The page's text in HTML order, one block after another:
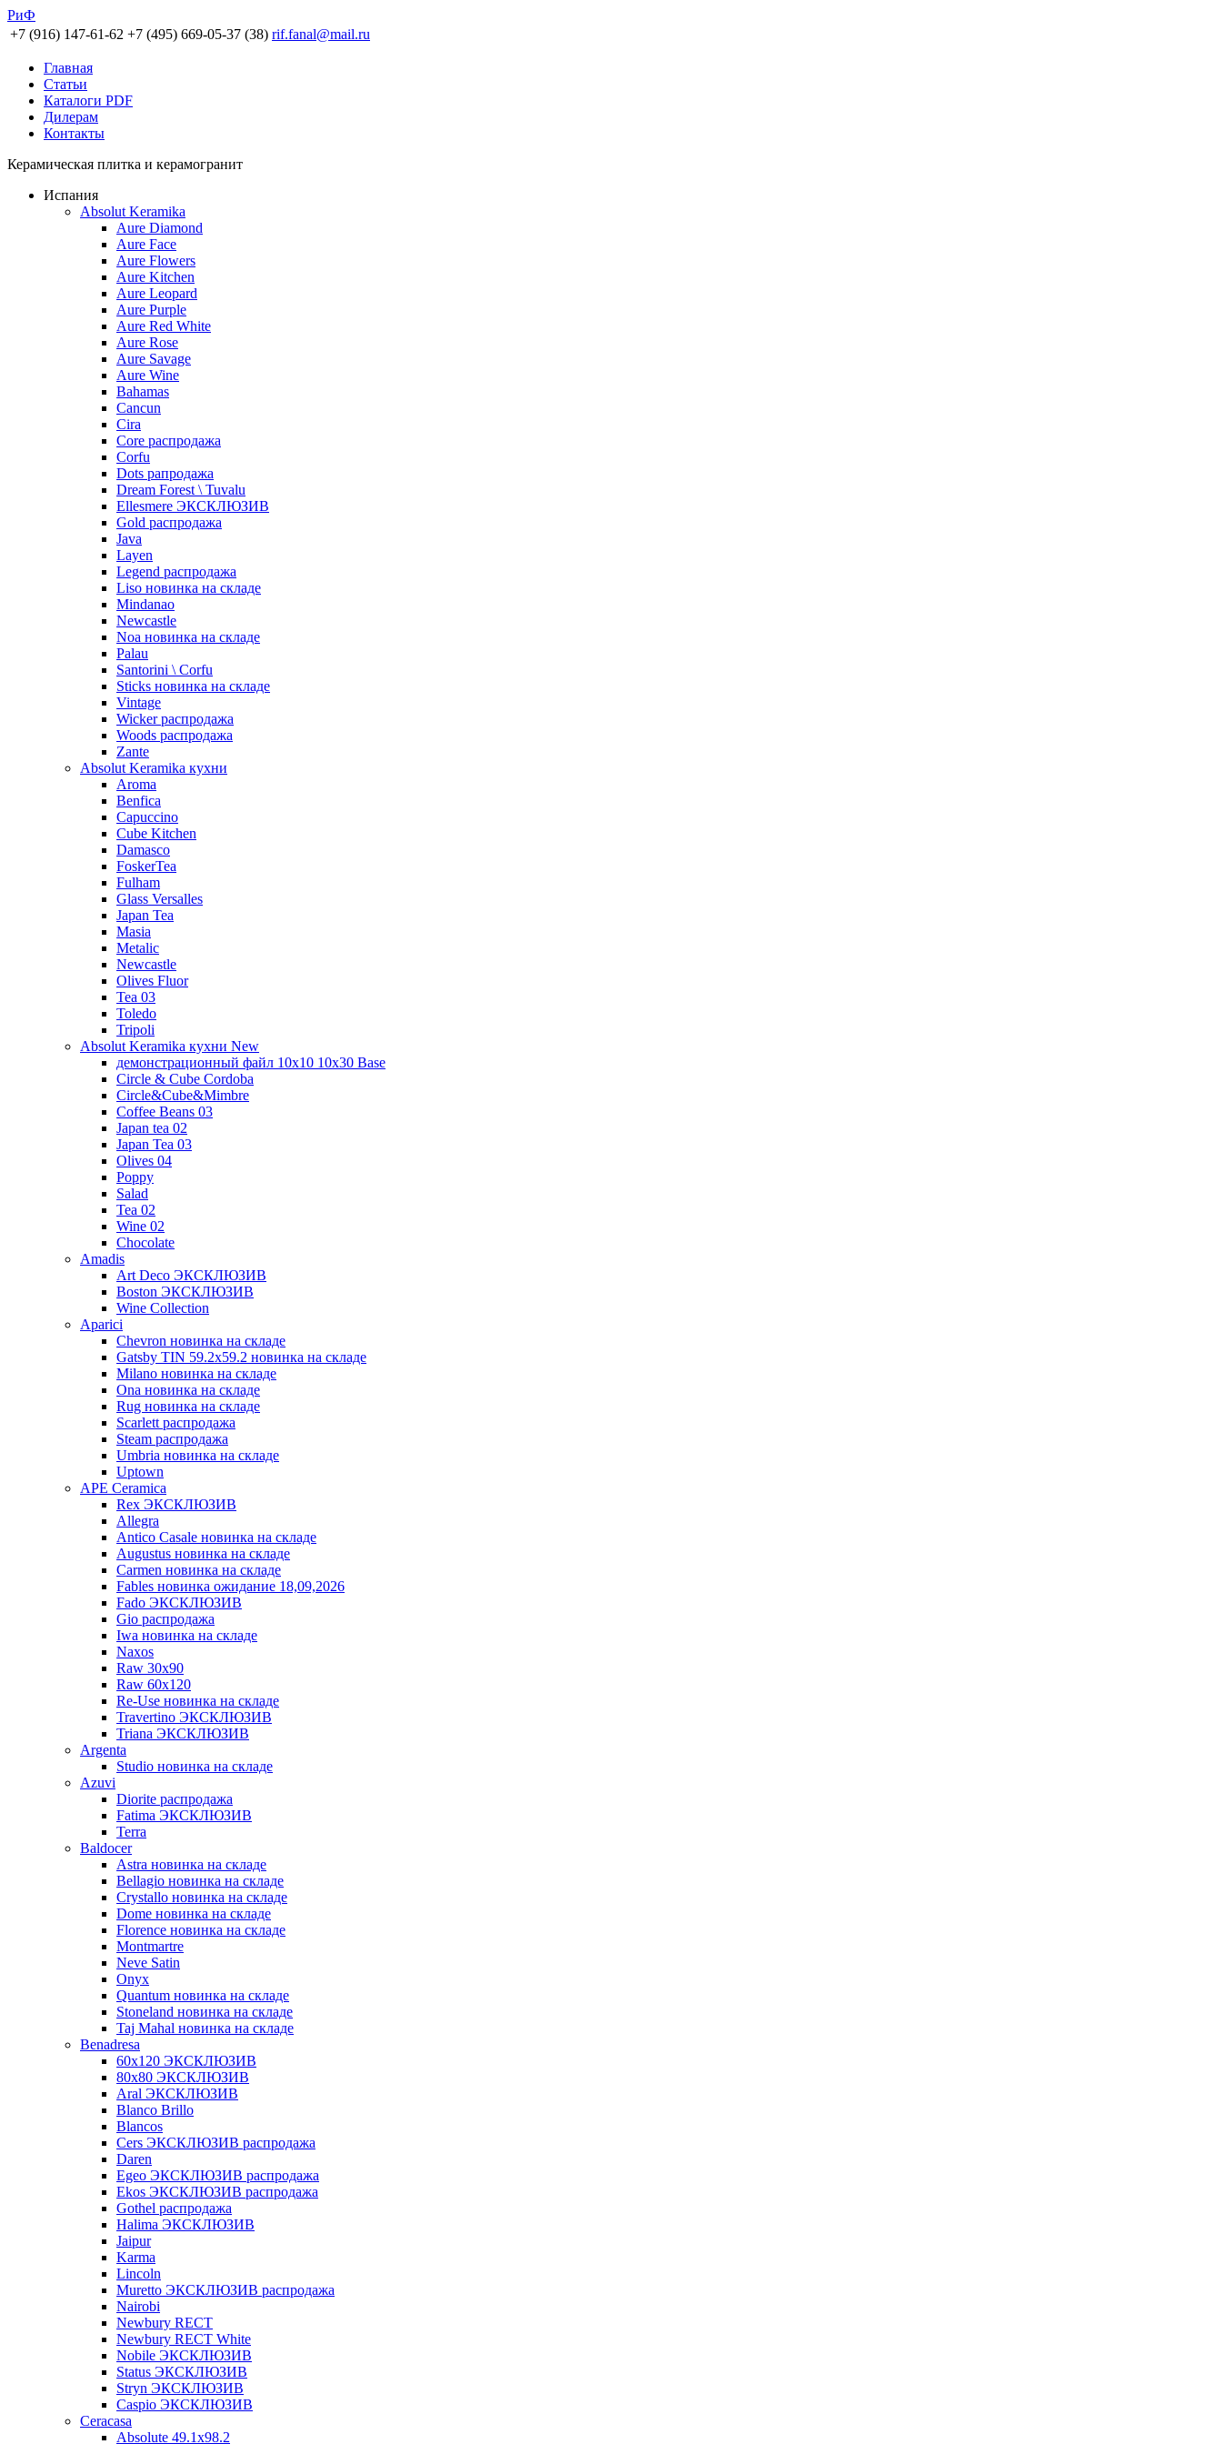
РиФ
+7 (916) 147-61-62 +7 (495) 669-05-37 (38) rif.fanal@mail.ru
Главная
Статьи
Каталоги PDF
Дилерам
Контакты
Керамическая плитка и керамогранит
Испания
Absolut Keramika
Aure Diamond
Aure Face
Aure Flowers
Aure Kitchen
Aure Leopard
Aure Purple
Aure Red White
Aure Rose
Aure Savage
Aure Wine
Bahamas
Cancun
Cira
Core распродажа
Corfu
Dots рапродажа
Dream Forest \ Tuvalu
Ellesmere ЭКСКЛЮЗИВ
Gold распродажа
Java
Layen
Legend распродажа
Liso новинка на складе
Mindanao
Newcastle
Noa новинка на складе
Palau
Santorini \ Corfu
Sticks новинка на складе
Vintage
Wicker распродажа
Woods распродажа
Zante
Absolut Keramika кухни
Aroma
Benfica
Capuccino
Cube Kitchen
Damasco
FoskerTea
Fulham
Glass Versalles
Japan Tea
Masia
Metalic
Newcastle
Olives Fluor
Tea 03
Toledo
Tripoli
Absolut Keramika кухни New
демонстрационный файл 10x10 10x30 Base
Circle & Cube Cordoba
Circle&Cube&Mimbre
Coffee Beans 03
Japan tea 02
Japan Tea 03
Olives 04
Poppy
Salad
Tea 02
Wine 02
Chocolate
Amadis
Art Deco ЭКСКЛЮЗИВ
Boston ЭКСКЛЮЗИВ
Wine Collection
Aparici
Chevron новинка на складе
Gatsby TIN 59.2x59.2 новинка на складе
Milano новинка на складе
Ona новинка на складе
Rug новинка на складе
Scarlett распродажа
Steam распродажа
Umbria новинка на складе
Uptown
APE Ceramica
Rex ЭКСКЛЮЗИВ
Allegra
Antico Casale новинка на складе
Augustus новинка на складе
Carmen новинка на складе
Fables новинка ожидание 18,09,2026
Fado ЭКСКЛЮЗИВ
Gio распродажа
Iwa новинка на складе
Naxos
Raw 30x90
Raw 60х120
Re-Use новинка на складе
Travertino ЭКСКЛЮЗИВ
Triana ЭКСКЛЮЗИВ
Argenta
Studio новинка на складе
Azuvi
Diorite распродажа
Fatima ЭКСКЛЮЗИВ
Terra
Baldoсer
Astra новинка на складе
Bellagio новинка на складе
Crystallo новинка на складе
Dome новинка на складе
Florence новинка на складе
Montmartre
Neve Satin
Onyx
Quantum новинка на складе
Stoneland новинка на складе
Taj Mahal новинка на складе
Benadresa
60х120 ЭКСКЛЮЗИВ
80х80 ЭКСКЛЮЗИВ
Aral ЭКСКЛЮЗИВ
Blanco Brillo
Blancos
Cers ЭКСКЛЮЗИВ распродажа
Daren
Egeo ЭКСКЛЮЗИВ распродажа
Ekos ЭКСКЛЮЗИВ распродажа
Gothel распродажа
Halima ЭКСКЛЮЗИВ
Jaipur
Karma
Lincoln
Muretto ЭКСКЛЮЗИВ распродажа
Nairobi
Newbury RECT
Newbury RECT White
Nobile ЭКСКЛЮЗИВ
Status ЭКСКЛЮЗИВ
Stryn ЭКСКЛЮЗИВ
Сaspio ЭКСКЛЮЗИВ
Ceracasa
Absolute 49.1x98.2